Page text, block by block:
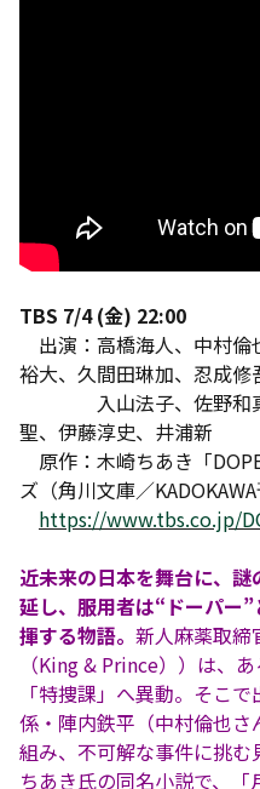
TBS 7/4 (金) 22:00
出演：高橋海人、中村倫
裕大、久間田琳加、忍成修
入山法子、佐野和真
聖、伊藤淳史、井浦新
原作：木崎ちあき「
ズ（角川文庫／KADOKAWA
https://www.tbs.co.jp/
近未来の日本を舞台に、
延し、服用者は“ドーパー
揮する物語。 新人麻薬取締
（King & Prince））は、
「特捜課」へ異動。そこ
係・陣内鉄平（中村倫也
組み、不可解な事件に挑
ちあき氏の同名小説で、